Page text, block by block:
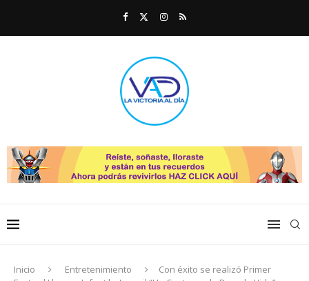
Inicio Entretenimiento
Con éxito se realizó Primer